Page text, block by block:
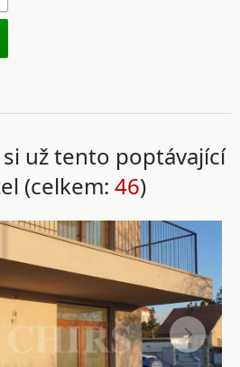
už tento poptávající
(celkem: 46)